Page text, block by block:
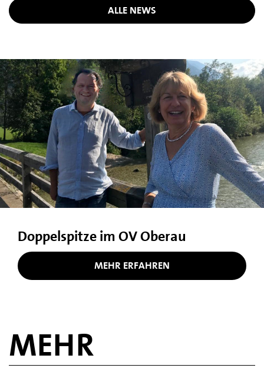
ALLE NEWS
Doppelspitze im OV Oberau
MEHR ERFAHREN
MEHR